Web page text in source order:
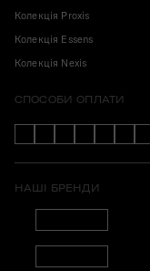
Колекція Proxis
Колекція Essens
Колекція Nexis
СПОСОБИ ОПЛАТИ
НАШІ БРЕНДИ